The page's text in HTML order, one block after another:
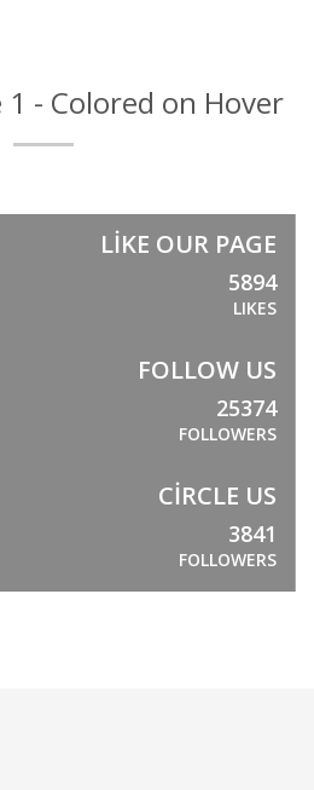
1 - Colored on Hover
LIKE OUR PAGE
5894
LIKES
FOLLOW US
25374
FOLLOWERS
CIRCLE US
3841
FOLLOWERS